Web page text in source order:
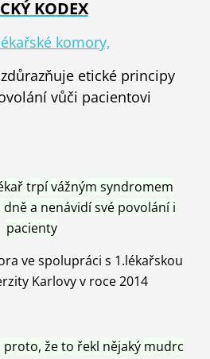
KODEX
komory,
etické principy
vůči pacientovi
trpí vážným syndromem
a nenávidí své povolání i
pacienty
ve spolupráci s 1.lékařskou
Karlovy v roce 2014
že to řekl nějaký mudrc